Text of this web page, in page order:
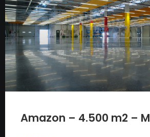
Amazon – 4.500 m2 –